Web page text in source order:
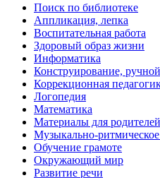
Поиск по библиотеке
Аппликация, лепка
Воспитательная работа
Здоровый образ жизни
Информатика
Конструирование,
Коррекционная
Логопедия
Математика
Материалы для родителей
Музыкально-ритмическое
Обучение грамоте
Окружающий мир
Развитие речи